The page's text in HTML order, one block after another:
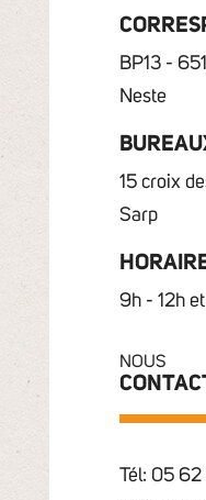
BP13 -
Neste
15 croix
Sarp
9h - 12h et
NOUS
Tél: 05